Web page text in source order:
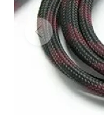
Tecnología
Climatización